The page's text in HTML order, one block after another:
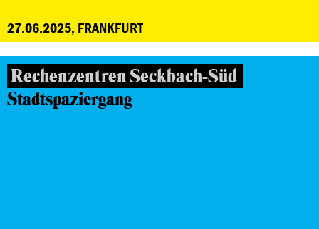
27.06.2025, FRANKFURT
Rechenzentren Seckbach-Süd
Stadtspaziergang